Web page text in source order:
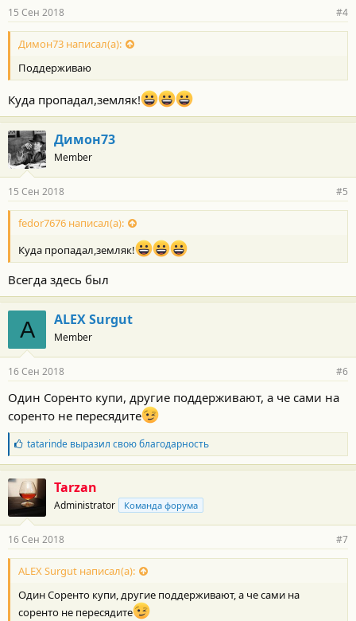
н
о
с
и
:
15 Сен 2018 #4
Димон73 написал(а):
Поддерживаю
Куда пропадал,земляк!
Димон73
Member
15 Сен 2018 #5
fedor7676 написал(а):
Куда пропадал,земляк!
Всегда здесь был
A ALEX Surgut
Member
16 Сен 2018 #6
Один Соренто купи, другие поддерживают, а че сами на
соренто не пересядите
Б
л
а
г
о
д
а
н
о
с
и
:
tatarindeвыразил свою благодарность
Tarzan
Administrator Команда форума
16 Сен 2018 #7
ALEX Surgut написал(а):
Один Соренто купи, другие поддерживают, а че сами на
соренто не пересядите